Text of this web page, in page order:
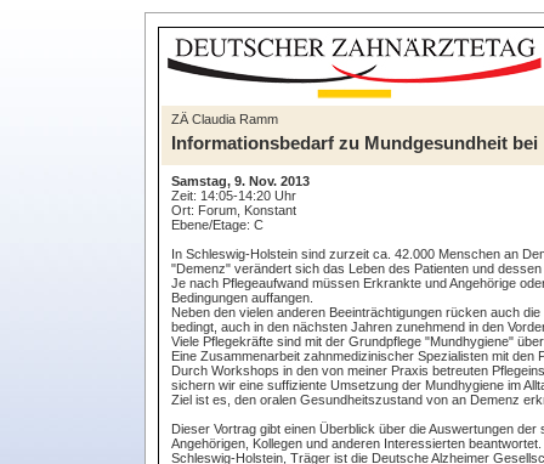
ZÄ Claudia Ramm
Informationsbedarf zu Mundgesundheit bei
Samstag, 9. Nov. 2013
Zeit: 14:05-14:20 Uhr
Ort: Forum, Konstant
Ebene/Etage: C
In Schleswig-Holstein sind zurzeit ca. 42.000 Menschen an
"Demenz" verändert sich das Leben des Patienten und
Je nach Pflegeaufwand müssen Erkrankte und Angehörige
Bedingungen auffangen.
Neben den vielen anderen Beeinträchtigungen rücken auch
bedingt, auch in den nächsten Jahren zunehmend in den
Viele Pflegekräfte sind mit der Grundpflege "Mundhygiene"
Eine Zusammenarbeit zahnmedizinischer Spezialisten mit den
Durch Workshops in den von meiner Praxis betreuten
sichern wir eine suffiziente Umsetzung der Mundhygiene im
Ziel ist es, den oralen Gesundheitszustand von an Demenz
Dieser Vortrag gibt einen Überblick über die Auswertungen
Angehörigen, Kollegen und anderen Interessierten
Schleswig-Holstein, Träger ist die Deutsche Alzheimer